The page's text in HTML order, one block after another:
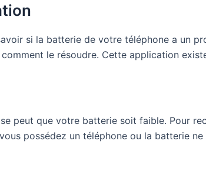
si la batterie de votre téléphone a un
le résoudre. Cette application
peut que votre batterie soit faible. Pour
possédez un téléphone ou la batterie